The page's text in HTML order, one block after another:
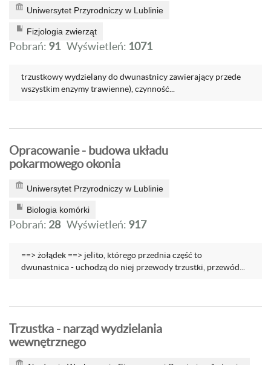
Uniwersytet Przyrodniczy w Lublinie
Fizjologia zwierząt
Pobrań: 91 Wyświetleń: 1071
trzustkowy wydzielany do dwunastnicy zawierający przede
wszystkim enzymy trawienne), czynność...
Opracowanie - budowa układu
pokarmowego okonia
Uniwersytet Przyrodniczy w Lublinie
Biologia komórki
Pobrań: 28 Wyświetleń: 917
==> żołądek ==> jelito, którego przednia część to
dwunastnica - uchodzą do niej przewody trzustki, przewód...
Trzustka - narząd wydzielania
wewnętrznego